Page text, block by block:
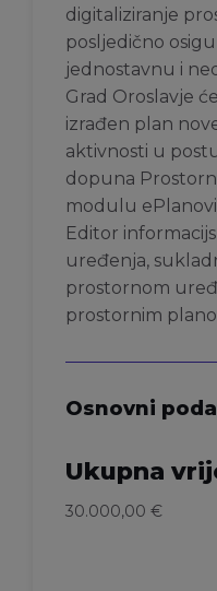
digitaliziranje
posljedično
jednostavnu i
Grad Oroslavje
izrađen plan
aktivnosti u
dopuna
modulu
Editor
uređenja,
prostornom
prostornim
Osnovni
Ukupna
30.000,00 €